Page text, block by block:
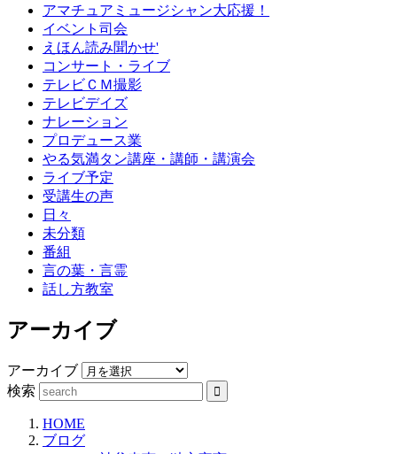
アマチュアミュージシャン大応援！
イベント司会
えほん読み聞かせ'
コンサート・ライブ
テレビＣＭ撮影
テレビデイズ
ナレーション
プロデュース業
やる気満タン講座・講師・講演会
ライブ予定
受講生の声
日々
未分類
番組
言の葉・言霊
話し方教室
アーカイブ
アーカイブ
検索
HOME
ブログ